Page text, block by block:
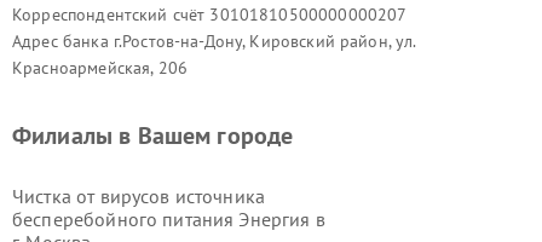
Корреспондентский счёт 30101810500000000207
Адрес банка г.Ростов-на-Дону, Кировский район, ул.
Красноармейская, 206
Филиалы в Вашем городе
Чистка от вирусов источника
бесперебойного питания Энергия в